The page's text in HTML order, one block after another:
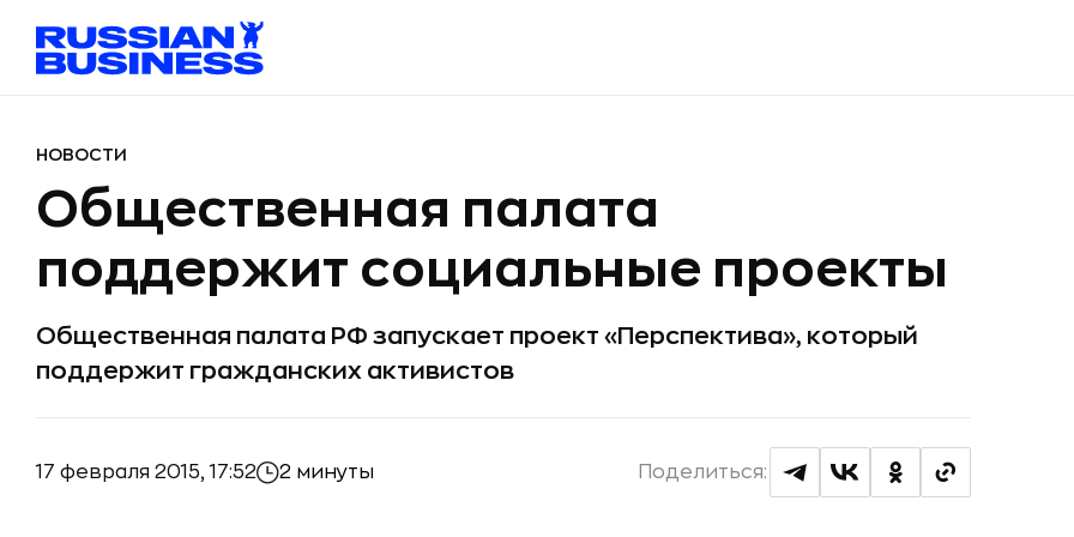
НОВОСТИ
Общественная палата
поддержит социальные проекты
Общественная палата РФ запускает проект «Перспектива», который
поддержит гражданских активистов
17 февраля 2015, 17:52 2 минуты Поделиться: